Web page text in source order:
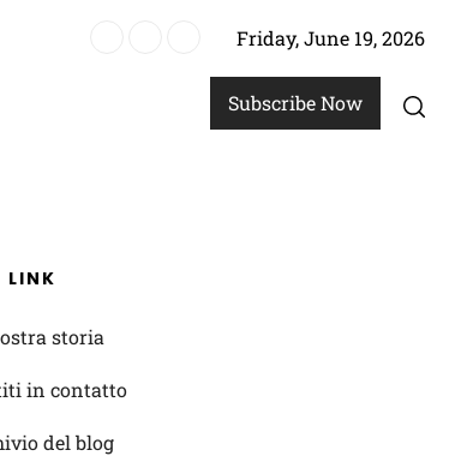
costruttive, piani di miglioramento
Friday, June 19, 2026
Subscribe Now
LINK
storia
in contatto
del blog